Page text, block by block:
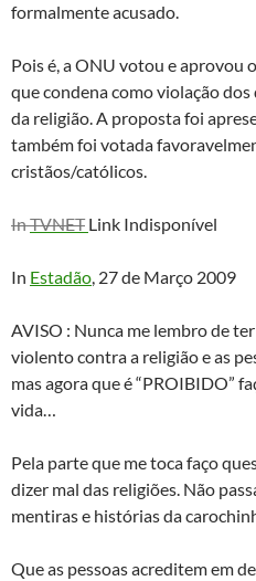
formalmente acusado.
Pois é, a ONU votou e aprovou
que condena como violação
da religião. A proposta foi
também foi votada
cristãos/católicos.
InTVNET Link Indisponível
In Estadão, 27 de Março 2009
AVISO : Nunca me lembro de
violento contra a religião e as
mas agora que é “PROIBIDO”
vida…
Pela parte que me toca faço
dizer mal das religiões. Não
mentiras e histórias da
Que as pessoas acreditem em